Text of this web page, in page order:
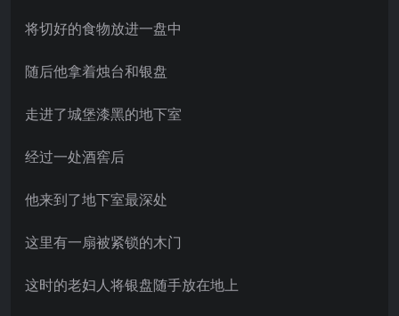
将切好的食物放进一盘中
随后他拿着烛台和银盘
走进了城堡漆黑的地下室
经过一处酒窖后
他来到了地下室最深处
这里有一扇被紧锁的木门
这时的老妇人将银盘随手放在地上